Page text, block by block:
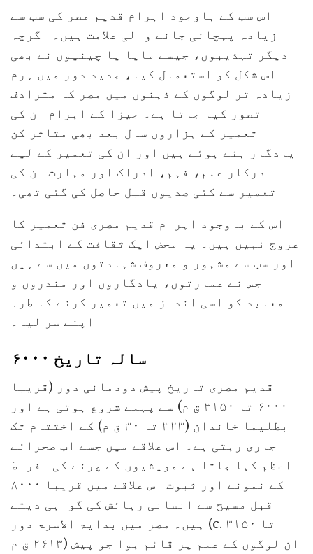
اس سب کے باوجود اہرام قدیم مصر کی سب سے
زیادہ پہچانی جانے والی علامت ہیں۔ اگرچہ
دیگر تہذیبوں، جیسے مایا یا چینیوں نے بھی
اس شکل کو استعمال کیا، جدید دور میں ہرم
زیادہ تر لوگوں کے ذہنوں میں مصر کا مترادف
تصور کیا جاتا ہے۔ جیزا کے اہرام ان کی
تعمیر کے ہزاروں سال بعد بھی متاثر کن
یادگار بنے ہوئے ہیں اور ان کی تعمیر کے لیے
درکار علم، فہم، ادراک اور مہارت ان کی
تعمیر سے کئی صدیوں قبل حاصل کی گئی تھی۔
اس کے باوجود اہرام قدیم مصری فن تعمیر کا
عروج نہیں ہیں۔ یہ محض ایک ثقافت کے ابتدائی
اور سب سے مشہور و معروف شہادتوں میں سے ہیں
جس نے عمارتوں، یادگاروں اور مندروں و
معابد کو اسی انداز میں تعمیر کرنے کا طرہ
اپنے سر لیا۔
۶۰۰۰ سالہ تاریخ
قدیم مصری تاریخ پیش دودمانی دور (قریبا
۶۰۰۰ تا ۳۱۵۰ ق م) سے پہلے شروع ہوتی ہے اور
بطلیما خاندان (۳۲۳ تا ۳۰ ق م) کے اختتام تک
جاری رہتی ہے۔ اس علاقے میں جسے اب صحرائے
اعظم کہا جاتا ہے مویشیوں کے چرنے کی افراط
کے نمونے اور ثبوت اس علاقے میں قریبا ۸۰۰۰
قبل مسیح سے انسانی رہائش کی گواہی دیتے
ہیں۔ مصر میں بدایۃ الاسرۃ دور (c. ۳۱۵۰ تا
۲۶۱۳ ق م) ان لوگوں کے علم پر قائم ہوا جو پیش